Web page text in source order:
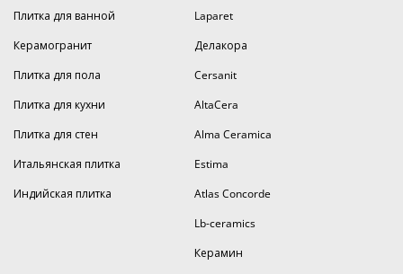
Плитка для ванной
Керамогранит
Плитка для пола
Плитка для кухни
Плитка для стен
Итальянская плитка
Индийская плитка
Laparet
Делакора
Cersanit
AltaCera
Alma Ceramica
Estima
Atlas Concorde
Lb-ceramics
Керамин